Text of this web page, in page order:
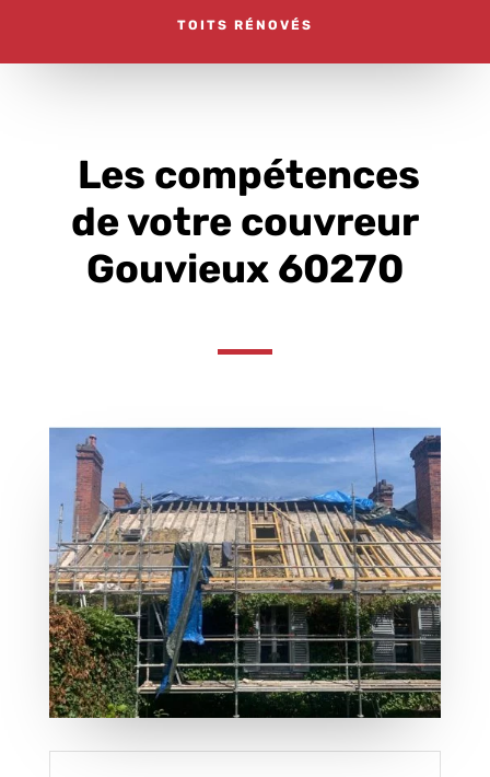
TOITS RÉNOVÉS
Les compétences
de votre couvreur
Gouvieux 60270